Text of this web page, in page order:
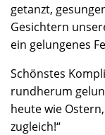
getanzt,
Gesichtern
ein gelungenes
Schönstes
rundherum
heute wie
zugleich!“